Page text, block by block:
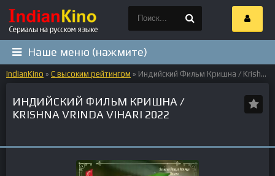
Наше меню (нажмите)
IndianKino » С высоким рейтингом » Индийский Фильм Кришна / Krishna Vrinda Vihari 2022
ИНДИЙСКИЙ ФИЛЬМ КРИШНА /
KRISHNA VRINDA VIHARI 2022